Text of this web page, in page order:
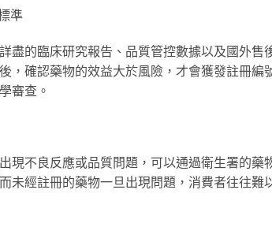
準
盡的臨床研究報告、品質管控數據以及國外售
，確認藥物的效益大於風險，才會獲發註冊編
審查。
現不良反應或品質問題，可以通過衛生署的藥
未經註冊的藥物一旦出現問題，消費者往往難